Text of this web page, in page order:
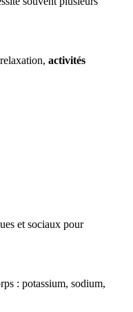
relaxation,activités
et sociaux pour
: potassium, sodium,